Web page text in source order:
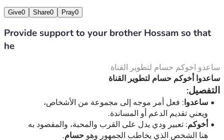
Give0 Share0 Pray0
Provide support to your brother Hossam so that
he
ساعدو اخوكم حسام لتطوير القناة
ساعدوا أخوكم حسام لتطوير القناة
التفصيل:
ساعدوا
ويعني تقديم الدعم أو المساندة.
أخوكم
هنا الشخص الذي يخاطب الجمهور وهو حسام.